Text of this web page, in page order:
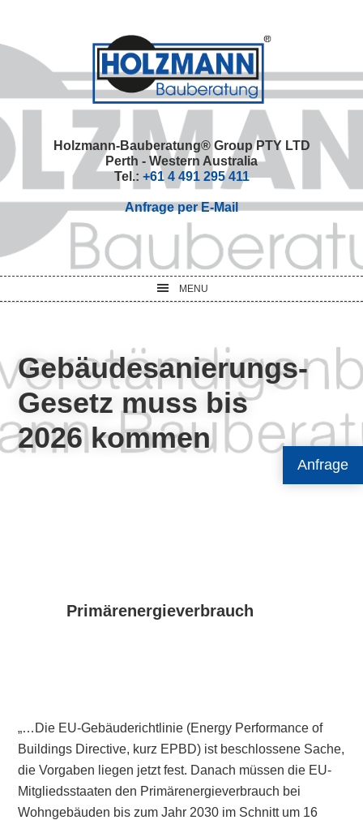
Anfrage
primary
navigation
main
primary
footer
Holzmann-Bauberatung® Group PTY LTD
Perth - Western Australia
Tel.: +61 4 491 295 411
Anfrage per E-Mail
MENU
Gebäudesanierungs-
Gesetz muss bis
2026 kommen
Primärenergieverbrauch
„…Die EU-Gebäuderichtlinie (Energy Performance of
Buildings Directive, kurz EPBD) ist beschlossene Sache,
die Vorgaben liegen jetzt fest. Danach müssen die EU-
Mitgliedsstaaten den Primärenergieverbrauch bei
Wohngebäuden bis zum Jahr 2030 im Schnitt um 16